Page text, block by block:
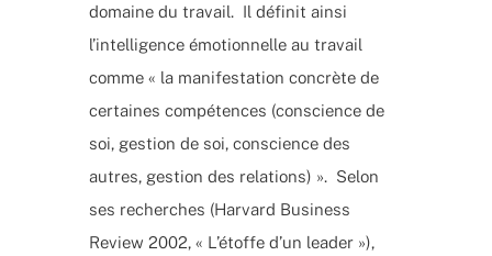
domaine du travail. Il définit ainsi
l’intelligence émotionnelle au travail
comme « la manifestation concrète de
certaines compétences (conscience de
soi, gestion de soi, conscience des
autres, gestion des relations) ». Selon
ses recherches (Harvard Business
Review 2002, « L’étoffe d’un leader »),